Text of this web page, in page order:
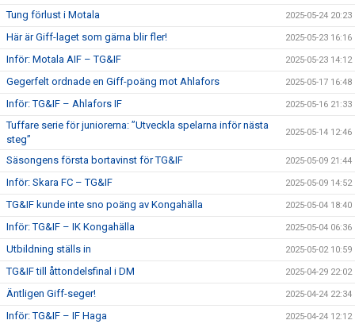
Tung förlust i Motala 2025-05-24 20:23
Här är Giff-laget som gärna blir fler! 2025-05-23 16:16
Inför: Motala AIF – TG&IF 2025-05-23 14:12
Gegerfelt ordnade en Giff-poäng mot Ahlafors 2025-05-17 16:48
Inför: TG&IF – Ahlafors IF 2025-05-16 21:33
Tuffare serie för juniorerna: ”Utveckla spelarna inför nästa
steg”
2025-05-14 12:46
Säsongens första bortavinst för TG&IF 2025-05-09 21:44
Inför: Skara FC – TG&IF 2025-05-09 14:52
TG&IF kunde inte sno poäng av Kongahälla 2025-05-04 18:40
Inför: TG&IF – IK Kongahälla 2025-05-04 06:36
Utbildning ställs in 2025-05-02 10:59
TG&IF till åttondelsfinal i DM 2025-04-29 22:02
Äntligen Giff-seger! 2025-04-24 22:34
Inför: TG&IF – IF Haga 2025-04-24 12:12